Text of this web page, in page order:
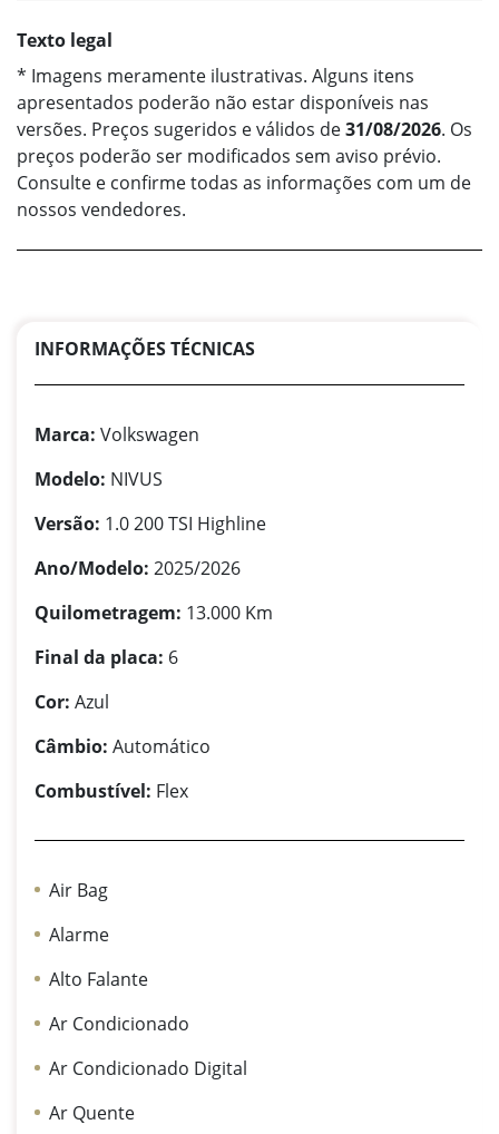
Texto legal
* Imagens meramente ilustrativas. Alguns itens
apresentados poderão não estar disponíveis nas
versões. Preços sugeridos e válidos de31/08/2026. Os
preços poderão ser modificados sem aviso prévio.
Consulte e confirme todas as informações com um de
nossos vendedores.
INFORMAÇÕES TÉCNICAS
Marca: Volkswagen
Modelo: NIVUS
Versão: 1.0 200 TSI Highline
Ano/Modelo: 2025/2026
Quilometragem: 13.000 Km
Final da placa: 6
Cor: Azul
Câmbio: Automático
Combustível: Flex
Air Bag
Alarme
Alto Falante
Ar Condicionado
Ar Condicionado Digital
Ar Quente